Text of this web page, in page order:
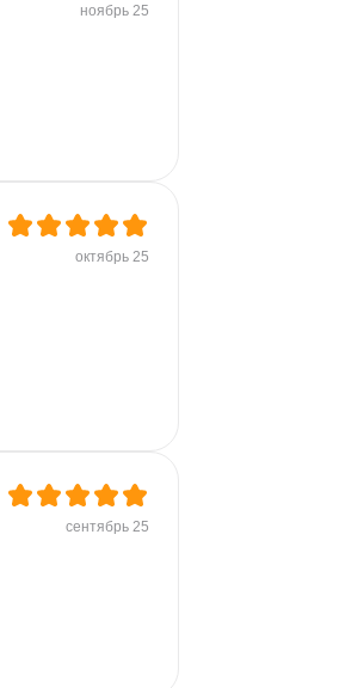
ноябрь 25
октябрь 25
сентябрь 25